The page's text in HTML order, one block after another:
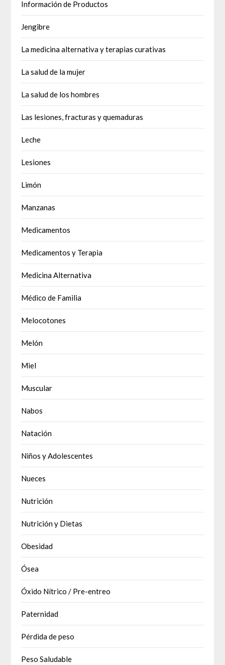
Información de Productos
Jengibre
La medicina alternativa y terapias curativas
La salud de la mujer
La salud de los hombres
Las lesiones, fracturas y quemaduras
Leche
Lesiones
Limón
Manzanas
Medicamentos
Medicamentos y Terapia
Medicina Alternativa
Médico de Familia
Melocotones
Melón
Miel
Muscular
Nabos
Natación
Niños y Adolescentes
Nueces
Nutrición
Nutrición y Dietas
Obesidad
Ósea
Óxido Nítrico / Pre-entreo
Paternidad
Pérdida de peso
Peso Saludable